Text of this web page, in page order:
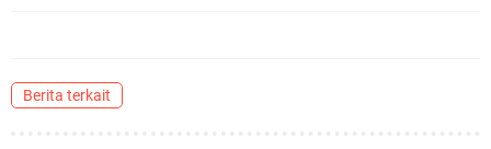
Berita terkait